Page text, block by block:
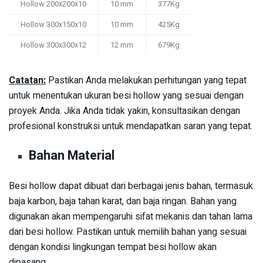
Hollow 200x200x10 10 mm
377Kg
Hollow 300x150x10
10 mm
425Kg
Hollow 300x300x12
12 mm 679Kg
Catatan: Pastikan Anda melakukan perhitungan yang tepat
untuk menentukan ukuran besi hollow yang sesuai dengan
proyek Anda. Jika Anda tidak yakin, konsultasikan dengan
profesional konstruksi untuk mendapatkan saran yang tepat.
Bahan Material
Besi hollow dapat dibuat dari berbagai jenis bahan, termasuk
baja karbon, baja tahan karat, dan baja ringan. Bahan yang
digunakan akan mempengaruhi sifat mekanis dan tahan lama
dari besi hollow. Pastikan untuk memilih bahan yang sesuai
dengan kondisi lingkungan tempat besi hollow akan